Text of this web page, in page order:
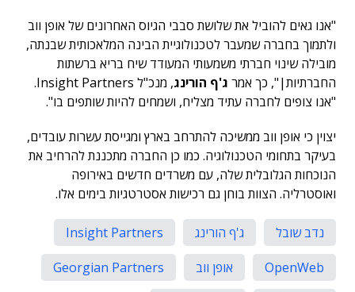
"אנו גאים להוביל את שלושת סבבי הגיוס האחרונים של אופן ווב
ולתמוך בחברה שמעבר לטכנולוגיית הבינה המלאכותית שבנתה,
מובילה שינוי חברתי משמעותי המעודד שיח בריא ברשתות
החברתיות|", כך אמר ג'ף הורינג
, מנכ"ל Insight Partners.
"אנו צופים לחברה עתיד מצליח, ושמחים להיות שותפים בו".
יצוין כי אופן ווב ממשיכה להתרחב בארץ ומגייסת עשרות עובדים,
בעיקר בתחומי הטכנולוגיה. כמו כן החברה מתכננת להרחיב את
הנוכחות הגלובלית שלה, עם משרדים חדשים באירופה
ואוסטרליה. הצוות בוחן גם רכישות אסטרטגיות בימים אלו.
נדב שובל ג'ף הורינג
Insight Partners
OpenWeb
אופן ווב
Georgian Partners